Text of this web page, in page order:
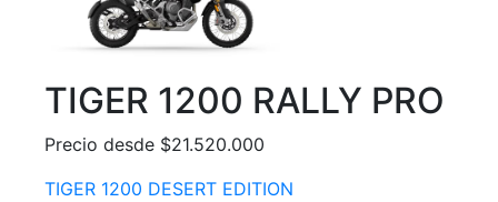
TIGER 1200 RALLY PRO
Precio desde $21.520.000
TIGER 1200 DESERT EDITION